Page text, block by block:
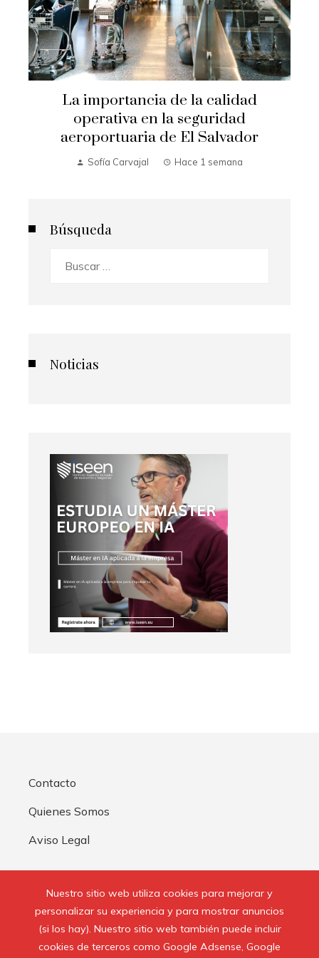
Nuestro sitio web utiliza cookies para mejorar y
personalizar su experiencia y para mostrar anuncios
(si los hay). Nuestro sitio web también puede incluir
cookies de terceros como Google Adsense, Google
La importancia de la calidad
operativa en la seguridad
aeroportuaria de El Salvador
Sofía Carvajal Hace 1 semana
Búsqueda
Noticias
Contacto
Quienes Somos
Aviso Legal